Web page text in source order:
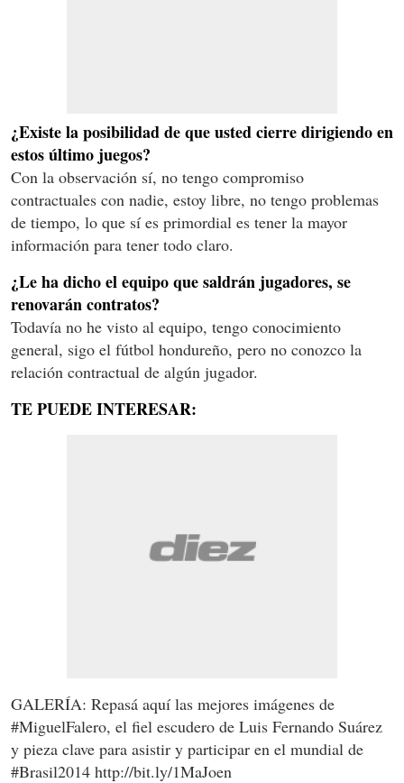
¿Existe la posibilidad de que usted cierre dirigiendo en
estos último juegos?
Con la observación sí, no tengo compromiso
contractuales con nadie, estoy libre, no tengo problemas
de tiempo, lo que sí es primordial es tener la mayor
información para tener todo claro.
¿Le ha dicho el equipo que saldrán jugadores, se
renovarán contratos?
Todavía no he visto al equipo, tengo conocimiento
general, sigo el fútbol hondureño, pero no conozco la
relación contractual de algún jugador.
TE PUEDE INTERESAR:
GALERÍA: Repasá aquí las mejores imágenes de
#MiguelFalero, el fiel escudero de Luis Fernando Suárez
y pieza clave para asistir y participar en el mundial de
#Brasil2014 http://bit.ly/1MaJoen